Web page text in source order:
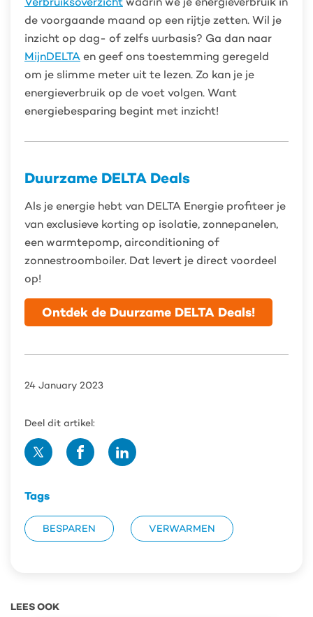
de voorgaande maand op een rijtje zetten. Wil je
inzicht op dag- of zelfs uurbasis? Ga dan naar
MijnDELTA en geef ons toestemming geregeld
om je slimme meter uit te lezen. Zo kan je je
energieverbruik op de voet volgen. Want
energiebesparing begint met inzicht!
Duurzame DELTA Deals
Als je energie hebt van DELTA Energie profiteer je
van exclusieve korting op isolatie, zonnepanelen,
een warmtepomp, airconditioning of
zonnestroomboiler. Dat levert je direct voordeel
op!
Ontdek de Duurzame DELTA Deals!
24 January 2023
Deel dit artikel:
Deel
op
Deel
op
Deel
op
Tags
BESPAREN VERWARMEN
LEES OOK